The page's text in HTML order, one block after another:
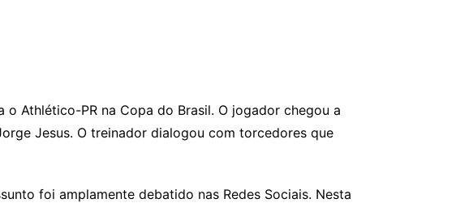
Athlético-PR na Copa do Brasil. O jogador chegou a
Jesus. O treinador dialogou com torcedores que
foi amplamente debatido nas Redes Sociais. Nesta